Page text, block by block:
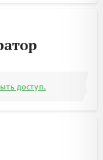
доступ.